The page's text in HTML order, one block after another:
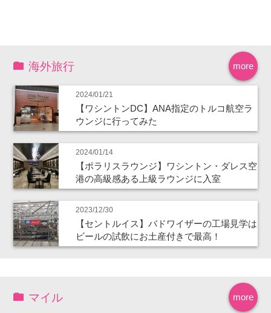
more
海外旅行
2024/01/21
【ワシントンDC】ANA指定のトルコ航空ラ
ウンジに行ってみた
2024/01/14
【ポラリスラウンジ】ワシントン・ダレス空
港の高級感ある上級ラウンジに入室
2023/12/30
【セントルイス】バドワイザーの工場見学は
ビールの試飲にお土産付きで最高！
more
マイル